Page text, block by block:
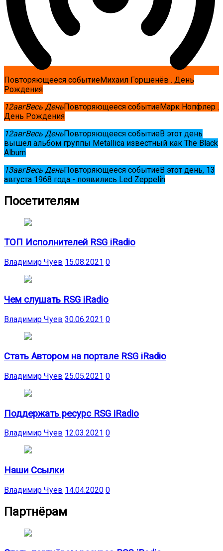
Повторяющееся событиеМихаил Горшенёв . День
Рождения
12авгВесь ДеньПовторяющееся событиеМарк Нопфлер .
День Рождения
12авгВесь ДеньПовторяющееся событиеВ этот день
вышел альбом группы Metallica известный как The Black
Album
13авгВесь ДеньПовторяющееся событиеВ этот день, 13
августа 1968 года - появились Led Zeppelin
Посетителям
ТОП Исполнителей RSG iRadio
Владимир Чуев 15.08.2021 0
Чем слушать RSG iRadio
Владимир Чуев 30.06.2021 0
Стать Автором на портале RSG iRadio
Владимир Чуев 25.05.2021 0
Поддержать ресурс RSG iRadio
Владимир Чуев 12.03.2021 0
Наши Ссылки
Владимир Чуев 14.04.2020 0
Партнёрам